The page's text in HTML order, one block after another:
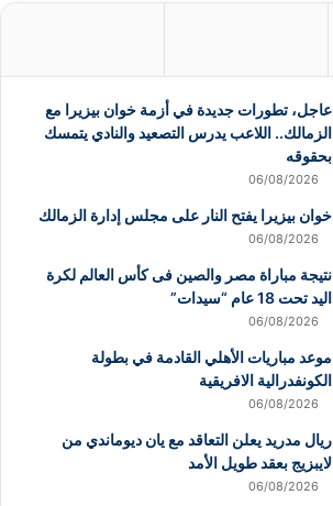
عاجل، تطورات جديدة في أزمة خوان بيزيرا مع
الزمالك.. اللاعب يدرس التصعيد والنادي يتمسك
بحقوقه
06/08/2026
خوان بيزيرا يفتح النار على مجلس إدارة الزمالك
06/08/2026
نتيجة مباراة مصر والصين فى كأس العالم لكرة
اليد تحت 18 عام “سيدات”
06/08/2026
موعد مباريات الأهلي القادمة في بطولة
الكونفدرالية الافريقية
06/08/2026
ريال مدريد يعلن التعاقد مع يان ديوماندي من
لايبزيج بعقد طويل الأمد
06/08/2026